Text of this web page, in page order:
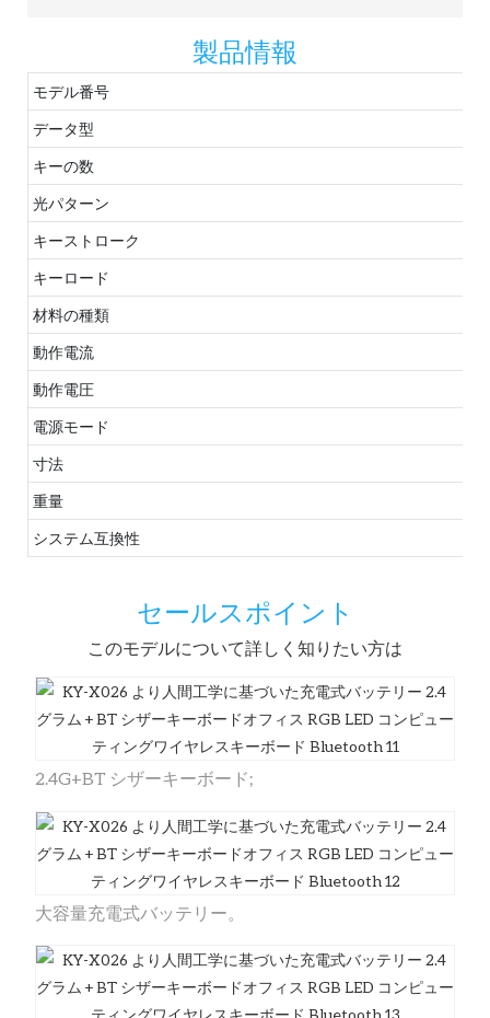
製品情報
モデル番号
データ型
キーの数
光パターン
キーストローク
キーロード
材料の種類
動作電流
動作電圧
電源モード
寸法
重量
システム互換性
セールスポイント
このモデルについて詳しく知りたい方は
2.4G+BT シザーキーボード;
大容量充電式バッテリー。